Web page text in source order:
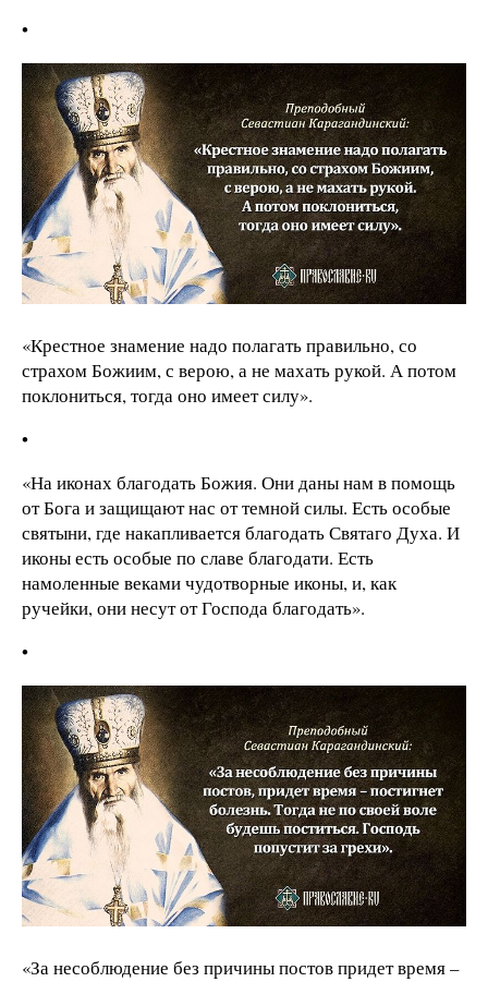
•
«Крестное знамение надо полагать правильно, со
страхом Божиим, с верою, а не махать рукой. А потом
поклониться, тогда оно имеет силу».
•
«На иконах благодать Божия. Они даны нам в помощь
от Бога и защищают нас от темной силы. Есть особые
святыни, где накапливается благодать Святаго Духа. И
иконы есть особые по славе благодати. Есть
намоленные веками чудотворные иконы, и, как
ручейки, они несут от Господа благодать».
•
«За несоблюдение без причины постов придет время –